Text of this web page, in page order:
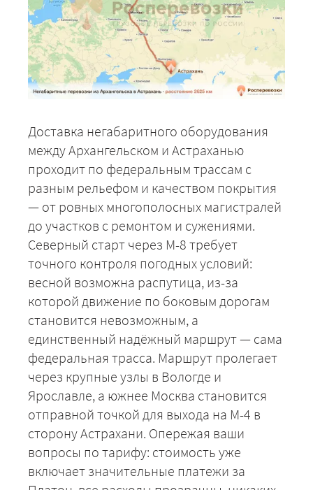
Доставка негабаритного оборудования
между Архангельском и Астраханью
проходит по федеральным трассам с
разным рельефом и качеством покрытия
— от ровных многополосных магистралей
до участков с ремонтом и сужениями.
Северный старт через М-8 требует
точного контроля погодных условий:
весной возможна распутица, из-за
которой движение по боковым дорогам
становится невозможным, а
единственный надёжный маршрут — сама
федеральная трасса. Маршрут пролегает
через крупные узлы в Вологде и
Ярославле, а южнее Москва становится
отправной точкой для выхода на М-4 в
сторону Астрахани. Опережая ваши
вопросы по тарифу: стоимость уже
включает значительные платежи за